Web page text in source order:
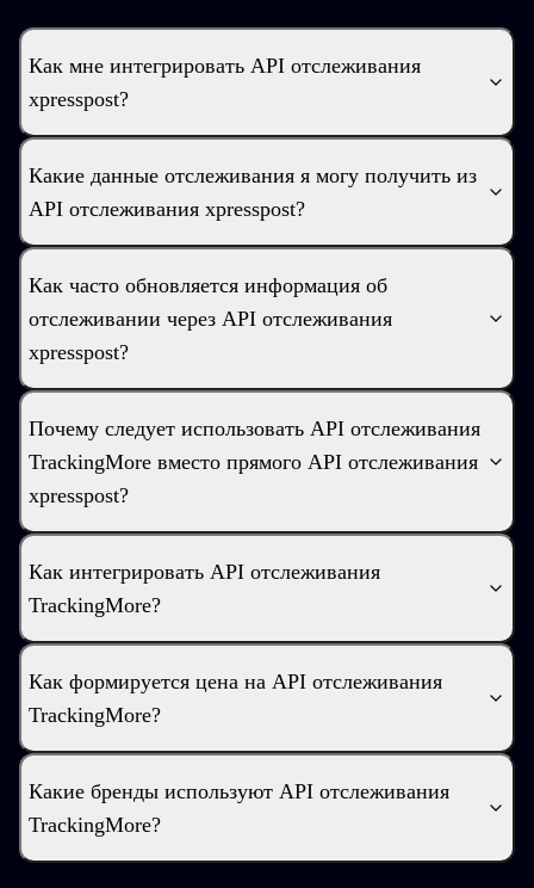
Как мне интегрировать API отслеживания
xpresspost?
Какие данные отслеживания я могу получить из
API отслеживания xpresspost?
Как часто обновляется информация об
отслеживании через API отслеживания
xpresspost?
Почему следует использовать API отслеживания
TrackingMore вместо прямого API отслеживания
xpresspost?
Как интегрировать API отслеживания
TrackingMore?
Как формируется цена на API отслеживания
TrackingMore?
Какие бренды используют API отслеживания
TrackingMore?